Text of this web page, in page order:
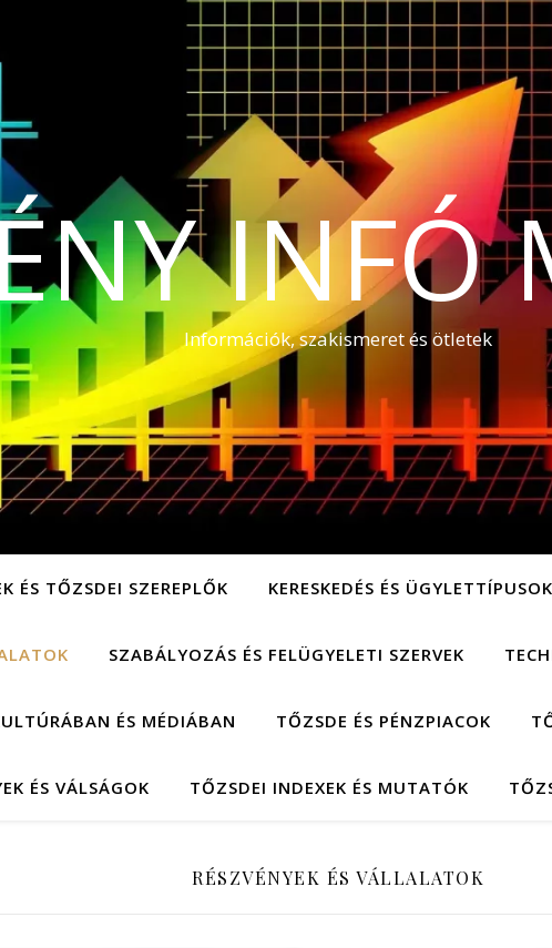
INFÓ
Információk, szakismeret és ötletek
ÉS TŐZSDEI SZEREPLŐK KERESKEDÉS ÉS ÜGYLETTÍPUSOK
SZABÁLYOZÁS ÉS FELÜGYELETI SZERVEK
ÉS MÉDIÁBAN TŐZSDE ÉS PÉNZPIACOK
ÉS VÁLSÁGOK TŐZSDEI INDEXEK ÉS MUTATÓK
RÉSZVÉNYEK ÉS VÁLLALATOK